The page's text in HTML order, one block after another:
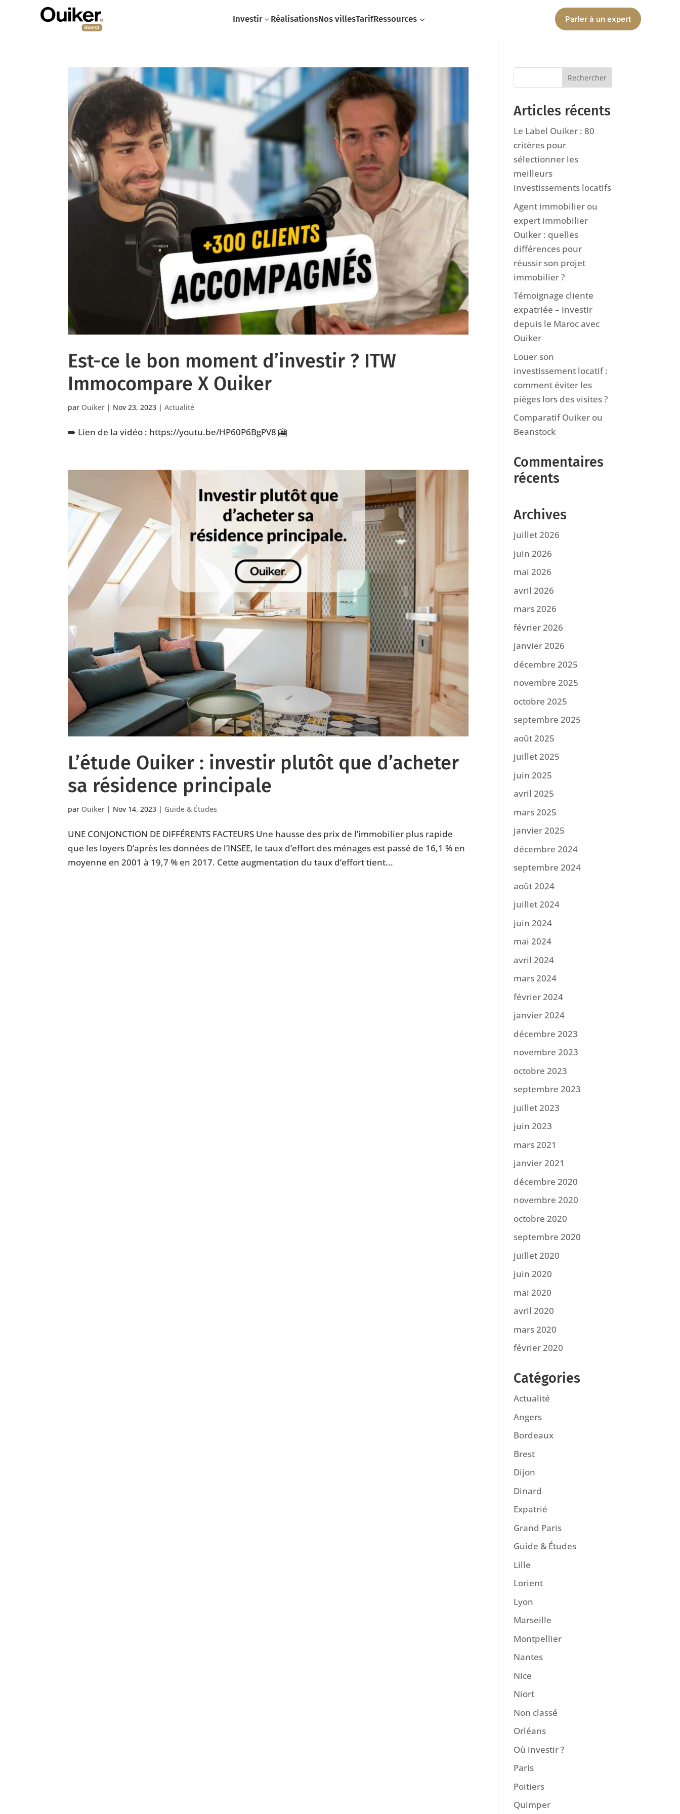
3
Investir RéalisationsNos villesTarif 3
Ressources Parler à un expert
Est-ce le bon moment d’investir ? ITW
Immocompare X Ouiker
par Ouiker | Nov 23, 2023 |Actualité
➡️ Lien de la vidéo : https://youtu.be/HP60P6BgPV8 🎦
L’étude Ouiker : investir plutôt que d’acheter
sa résidence principale
par Ouiker | Nov 14, 2023 | Guide & Études
UNE CONJONCTION DE DIFFÉRENTS FACTEURS Une hausse des prix de l’immobilier plus rapide
que les loyers D’après les données de l’INSEE, le taux d’effort des ménages est passé de 16,1 % en
moyenne en 2001 à 19,7 % en 2017. Cette augmentation du taux d’effort tient...
Articles récents
Le Label Ouiker : 80
critères pour
sélectionner les
meilleurs
investissements locatifs
Agent immobilier ou
expert immobilier
Ouiker : quelles
différences pour
réussir son projet
immobilier ?
Témoignage cliente
expatriée – Investir
depuis le Maroc avec
Ouiker
Louer son
investissement locatif :
comment éviter les
pièges lors des visites ?
Comparatif Ouiker ou
Beanstock
Commentaires
récents
Archives
juillet 2026
juin 2026
mai 2026
avril 2026
mars 2026
février 2026
janvier 2026
décembre 2025
novembre 2025
octobre 2025
septembre 2025
août 2025
juillet 2025
juin 2025
avril 2025
mars 2025
janvier 2025
décembre 2024
septembre 2024
août 2024
juillet 2024
juin 2024
mai 2024
avril 2024
mars 2024
février 2024
janvier 2024
décembre 2023
novembre 2023
octobre 2023
septembre 2023
juillet 2023
juin 2023
mars 2021
janvier 2021
décembre 2020
novembre 2020
octobre 2020
septembre 2020
juillet 2020
juin 2020
mai 2020
avril 2020
mars 2020
février 2020
Catégories
Actualité
Angers
Bordeaux
Brest
Dijon
Dinard
Expatrié
Grand Paris
Guide & Études
Lille
Lorient
Lyon
Marseille
Montpellier
Nantes
Nice
Niort
Non classé
Orléans
Où investir ?
Paris
Poitiers
Quimper